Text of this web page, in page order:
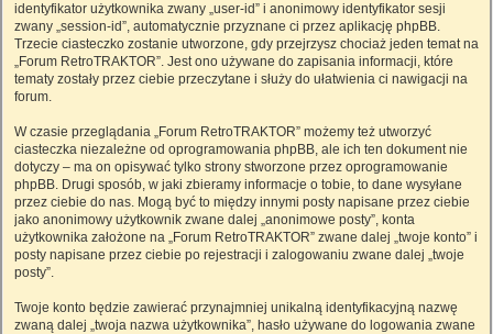
identyfikator użytkownika zwany „user-id” i anonimowy identyfikator sesji
zwany „session-id”, automatycznie przyznane ci przez aplikację phpBB.
Trzecie ciasteczko zostanie utworzone, gdy przejrzysz chociaż jeden temat na
„Forum RetroTRAKTOR”. Jest ono używane do zapisania informacji, które
tematy zostały przez ciebie przeczytane i służy do ułatwienia ci nawigacji na
forum.
W czasie przeglądania „Forum RetroTRAKTOR” możemy też utworzyć
ciasteczka niezależne od oprogramowania phpBB, ale ich ten dokument nie
dotyczy – ma on opisywać tylko strony stworzone przez oprogramowanie
phpBB. Drugi sposób, w jaki zbieramy informacje o tobie, to dane wysyłane
przez ciebie do nas. Mogą być to między innymi posty napisane przez ciebie
jako anonimowy użytkownik zwane dalej „anonimowe posty”, konta
użytkownika założone na „Forum RetroTRAKTOR” zwane dalej „twoje konto” i
posty napisane przez ciebie po rejestracji i zalogowaniu zwane dalej „twoje
posty”.
Twoje konto będzie zawierać przynajmniej unikalną identyfikacyjną nazwę
zwaną dalej „twoja nazwa użytkownika”, hasło używane do logowania zwane